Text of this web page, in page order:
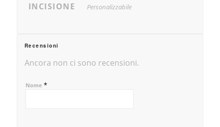
INCISIONE Personalizzabile
Recensioni
Ancora non ci sono recensioni.
Nome *